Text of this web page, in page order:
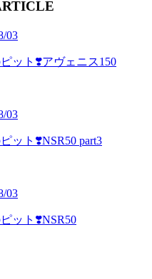
03
ット❣️アヴェニス150
03
ット❣️NSR50 part3
03
ット❣️NSR50